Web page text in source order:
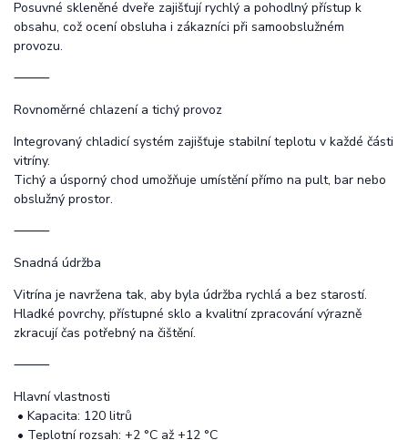
Posuvné skleněné dveře zajišťují rychlý a pohodlný přístup k
obsahu, což ocení obsluha i zákazníci při samoobslužném
provozu.
⸻
Rovnoměrné chlazení a tichý provoz
Integrovaný chladicí systém zajišťuje stabilní teplotu v každé části
vitríny.
Tichý a úsporný chod umožňuje umístění přímo na pult, bar nebo
obslužný prostor.
⸻
Snadná údržba
Vitrína je navržena tak, aby byla údržba rychlá a bez starostí.
Hladké povrchy, přístupné sklo a kvalitní zpracování výrazně
zkracují čas potřebný na čištění.
⸻
Hlavní vlastnosti
• Kapacita: 120 litrů
• Teplotní rozsah: +2 °C až +12 °C